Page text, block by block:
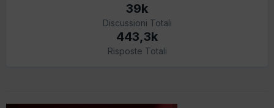
39k
Discussioni Totali
443,3k
Risposte Totali